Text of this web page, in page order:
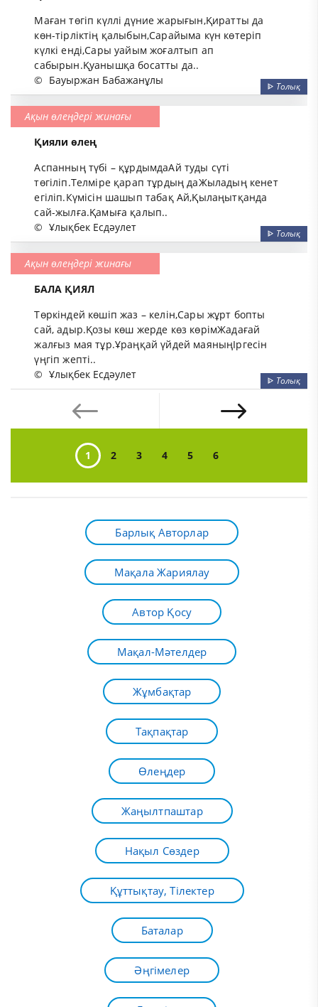
Маған төгіп күллі дүние жарығын,Қиратты да
көн-тірліктің қалыбын,Сарайыма күн көтеріп
күлкі енді,Сары уайым жоғалтып ап
сабырын.Қуанышқа босатты да..
© Бауыржан Бабажанұлы ᐈ Толық
Ақын өлеңдері жинағы
Қияли өлең
Аспанның түбi – құрдымдаАй туды сүтi
төгiлiп.Телмiре қарап тұрдың даЖыладың кенет
егiлiп.Күмiсiн шашып табақ Ай,Қылаңытқанда
сай-жылға.Қамыға қалып..
© Ұлықбек Есдәулет ᐈ Толық
Ақын өлеңдері жинағы
БАЛА ҚИЯЛ
Төркiндей көшiп жаз – келiн,Сары жұрт бопты
сай, адыр.Қозы көш жерде көз көрiмЖадағай
жалғыз мая тұр.Ұраңқай үйдей маяныңIргесiн
үңгiп жептi..
© Ұлықбек Есдәулет ᐈ Толық
1 2 3 4 5 6
Барлық Авторлар
Мақала Жариялау
Автор Қосу
Мақал-Мәтелдер
Жұмбақтар
Тақпақтар
Өлеңдер
Жаңылтпаштар
Нақыл Сөздер
Құттықтау, Тілектер
Баталар
Әңгімелер